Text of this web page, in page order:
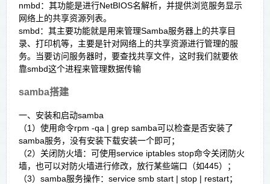
nmbd：其功能是进行NetBIOS名解析，并提供浏览服务显示
网络上的共享资源列表。
smbd：其主要功能就是用来管理Samba服务器上的共享目
录、打印机等，主要是针对网络上的共享资源进行管理的服
务。当要访问服务器时，要查找共享文件，这时我们就要依
靠smbd这个进程来管理数据传输
samba搭建
一、安装和启动samba
（1）使用命令rpm -qa | grep samba可以检查是否安装了
samba服务，没有安装下载安装一个即可；
（2）关闭防火墙：可使用service iptables stop命令关闭防火
墙，也可以对防火墙进行修改，放行某些端口（如445）；
（3）samba服务操作：service smb start | stop | restart；